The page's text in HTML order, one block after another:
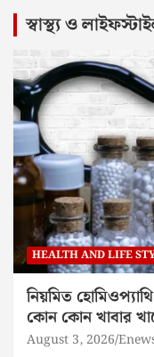
স্বাস্থ্য ও
HEALTH AND LIFE
নিয়মিত
কোন কোন খাবার
August 3, 2026